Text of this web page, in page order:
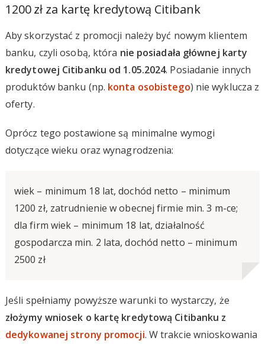
1200 zł za kartę kredytową Citibank
Aby skorzystać z promocji należy być nowym klientem
banku, czyli osobą, która nie posiadała głównej karty
kredytowej Citibanku od 1.05.2024. Posiadanie innych
produktów banku (np. konta osobistego) nie wyklucza z
oferty.
Oprócz tego postawione są minimalne wymogi
dotyczące wieku oraz wynagrodzenia:
wiek – minimum 18 lat, dochód netto – minimum
1200 zł, zatrudnienie w obecnej firmie min. 3 m-ce;
dla firm wiek – minimum 18 lat, działalność
gospodarcza min. 2 lata, dochód netto – minimum
2500 zł
Jeśli spełniamy powyższe warunki to wystarczy, że
złożymy wniosek o kartę kredytową Citibanku z
dedykowanej strony promocji. W trakcie wnioskowania